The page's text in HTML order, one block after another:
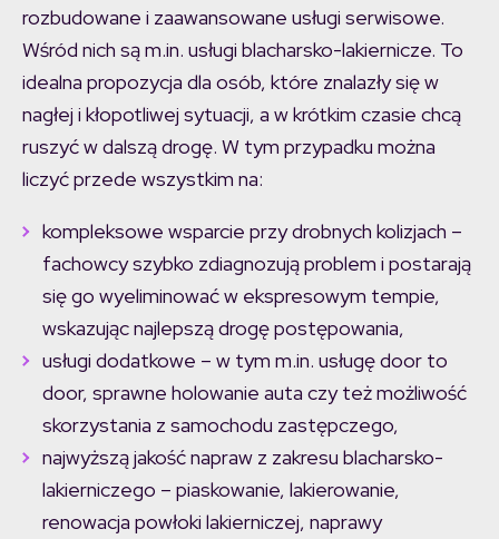
rozbudowane i zaawansowane usługi serwisowe.
Wśród nich są m.in. usługi blacharsko-lakiernicze. To
idealna propozycja dla osób, które znalazły się w
nagłej i kłopotliwej sytuacji, a w krótkim czasie chcą
ruszyć w dalszą drogę. W tym przypadku można
liczyć przede wszystkim na:
kompleksowe wsparcie przy drobnych kolizjach –
fachowcy szybko zdiagnozują problem i postarają
się go wyeliminować w ekspresowym tempie,
wskazując najlepszą drogę postępowania,
usługi dodatkowe – w tym m.in. usługę door to
door, sprawne holowanie auta czy też możliwość
skorzystania z samochodu zastępczego,
najwyższą jakość napraw z zakresu blacharsko-
lakierniczego – piaskowanie, lakierowanie,
renowacja powłoki lakierniczej, naprawy